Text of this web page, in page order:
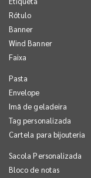
Rótulo
Banner
Wind Banner
Faixa
Pasta
Envelope
Imã de geladeira
Tag personalizada
Cartela para bijouteria
Sacola Personalizada
Bloco de notas